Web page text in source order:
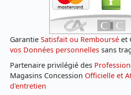
Garantie Satisfait ou Remboursé et
vos Données personnelles sans
Partenaire privilégié des
Magasins Concession Officielle et
d'entretien